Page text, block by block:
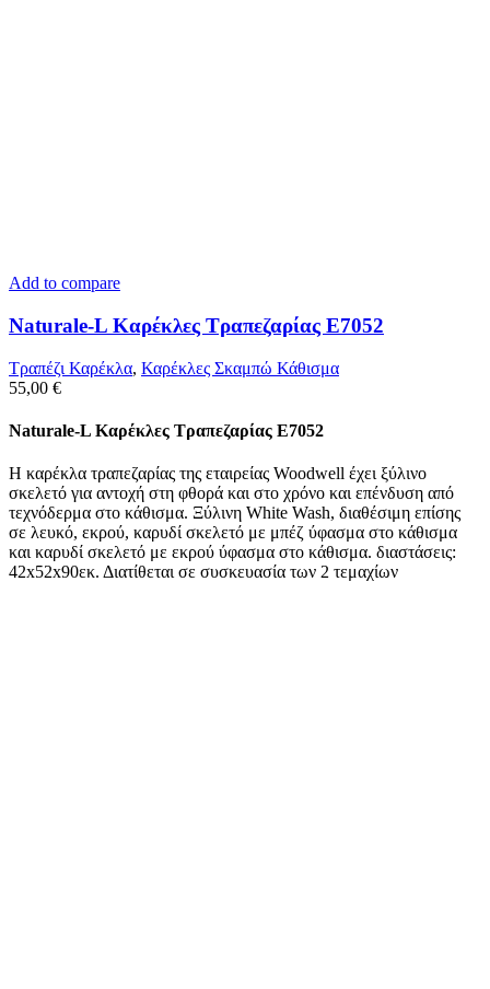
Add to compare
Naturale-L Καρέκλες Τραπεζαρίας E7052
Τραπέζι Καρέκλα, Καρέκλες Σκαμπώ Κάθισμα
55,00 €
Naturale-L Καρέκλες Τραπεζαρίας E7052
Η καρέκλα τραπεζαρίας της εταιρείας Woodwell έχει ξύλινο
σκελετό για αντοχή στη φθορά και στο χρόνο και επένδυση από
τεχνόδερμα στο κάθισμα. Ξύλινη White Wash, διαθέσιμη επίσης
σε λευκό, εκρού, καρυδί σκελετό με μπέζ ύφασμα στο κάθισμα
και καρυδί σκελετό με εκρού ύφασμα στο κάθισμα. διαστάσεις:
42x52x90εκ. Διατίθεται σε συσκευασία των 2 τεμαχίων